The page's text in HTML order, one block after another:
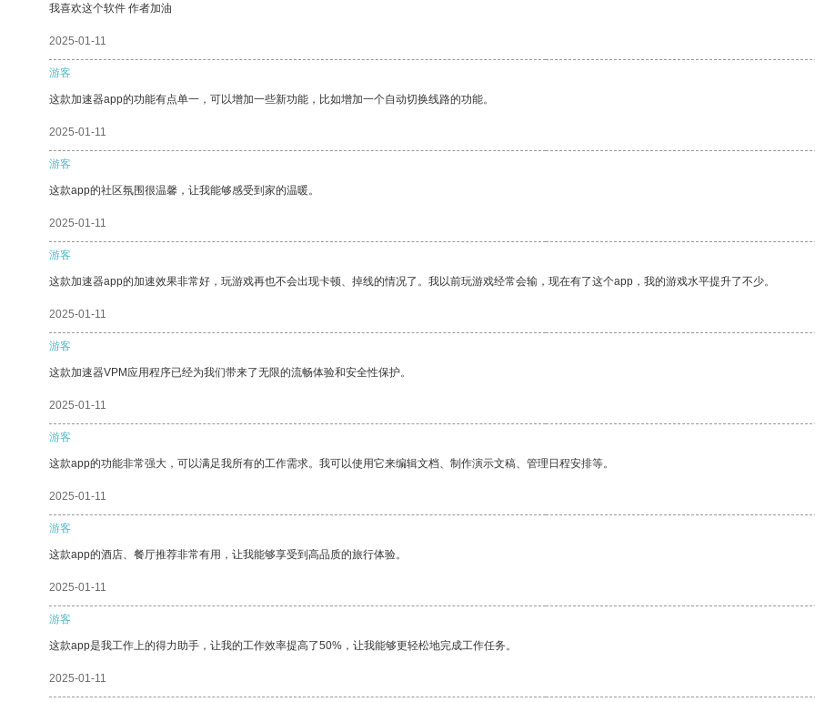
我喜欢这个软件 作者加油
2025-01-11
游客
这款加速器app的功能有点单一，可以增加一些新功能，比如增加一个自动切换线路的功能。
2025-01-11
游客
这款app的社区氛围很温馨，让我能够感受到家的温暖。
2025-01-11
游客
这款加速器app的加速效果非常好，玩游戏再也不会出现卡顿、掉线的情况了。我以前玩游戏经常会输，现在有了这个app，我的游戏水平提升了不少。
2025-01-11
游客
这款加速器VPM应用程序已经为我们带来了无限的流畅体验和安全性保护。
2025-01-11
游客
这款app的功能非常强大，可以满足我所有的工作需求。我可以使用它来编辑文档、制作演示文稿、管理日程安排等。
2025-01-11
游客
这款app的酒店、餐厅推荐非常有用，让我能够享受到高品质的旅行体验。
2025-01-11
游客
这款app是我工作上的得力助手，让我的工作效率提高了50%，让我能够更轻松地完成工作任务。
2025-01-11